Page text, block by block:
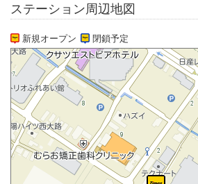
ステーション周辺地図
新規オープン 閉鎖予定